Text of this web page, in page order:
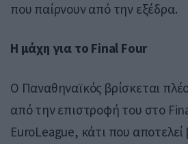
που παίρνουν από την εξέδρα.
Η μάχη για το Final Four
Ο Παναθηναϊκός βρίσκεται
από την επιστροφή του στο
EuroLeague, κάτι που